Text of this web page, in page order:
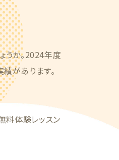
うか。2024年度
があります。
料体験レッスン